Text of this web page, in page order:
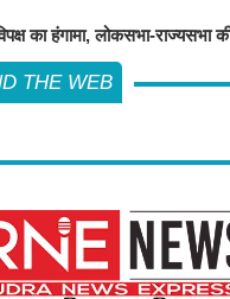
का हंगामा, लोकसभा-राज्यसभा की
THE WEB